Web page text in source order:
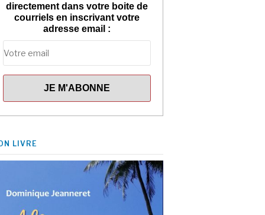
directement dans votre boite de
courriels en inscrivant votre
adresse email :
LIVRE